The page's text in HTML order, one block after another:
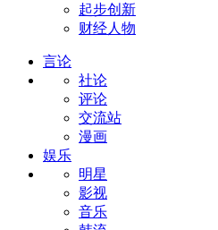
起步创新
财经人物
言论
社论
评论
交流站
漫画
娱乐
明星
影视
音乐